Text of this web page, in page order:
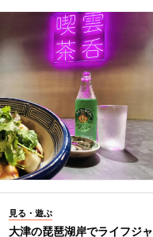
見る・遊ぶ
大津の琵琶湖岸でライフジャ